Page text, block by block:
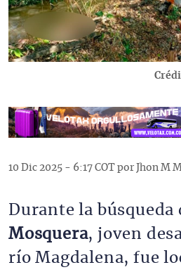
10 Dic 2025 - 6:17 COT por Jhon M
Durante la búsqueda
Mosquera, joven
río Magdalena, fue